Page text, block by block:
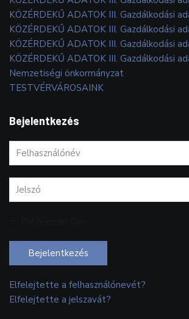
KÖZÉRDEKŰ ADATOK III. Gazdálkodási
KÖZÉRDEKŰ ADATOK III. Gazdálkodási
KÖZÉRDEKŰ ADATOK III. Gazdálkodási
KÖZÉRDEKŰ ADATOK III. Gazdálkodási
Nemzetiségi önkormányzat
TESTVÉRVÁROSAINK
Bejelentkezés
Bejelentkezés
Elfelejtette a felhasználónevét?
Elfelejtette a jelszavát?